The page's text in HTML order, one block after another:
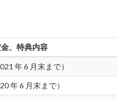
、特典内容
年 6 月末まで）
年 6 月末まで）